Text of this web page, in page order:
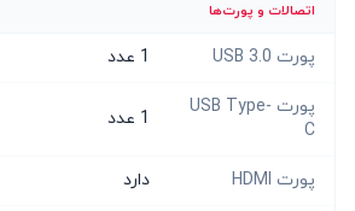
اتصالات و پورت‌ها
پورت USB 3.0 1 عدد
پورت USB Type-
C
1 عدد
پورت HDMI دارد